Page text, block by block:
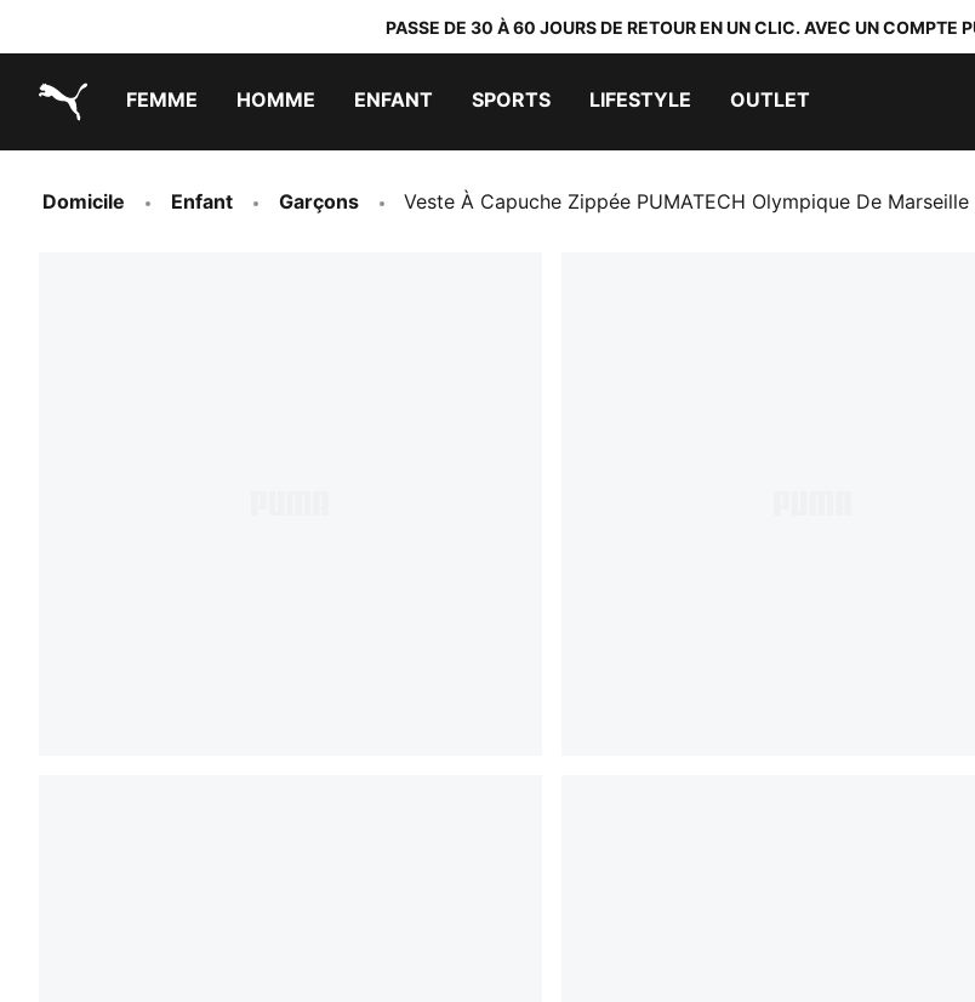
PASSE DE 30 À 60 JOURS DE RETOUR EN UN CLIC. AVEC UN COMPTE
FEMME HOMME ENFANT SPORTS LIFESTYLE OUTLET
Domicile Enfant Garçons Veste À Capuche Zippée PUMATECH Olympique De